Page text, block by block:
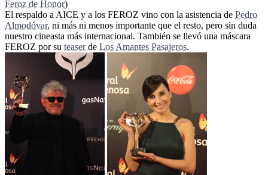
Feroz de Honor)
El respaldo a AICE y a los FEROZ vino con la asistencia de Pedro
Almodóvar, ni más ni menos importante que el resto, pero sin duda
nuestro cineasta más internacional. También se llevó una máscara
FEROZ por su teaserde Los Amantes Pasajeros.